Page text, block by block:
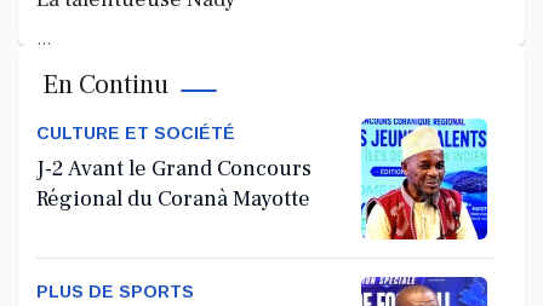
...
Jul 11, 2026
En Continu
CULTURE ET SOCIÉTÉ
J-2 Avant le Grand Concours
Régional du Coranà Mayotte
PLUS DE SPORTS